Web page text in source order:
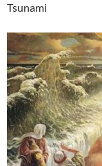
Tsunami